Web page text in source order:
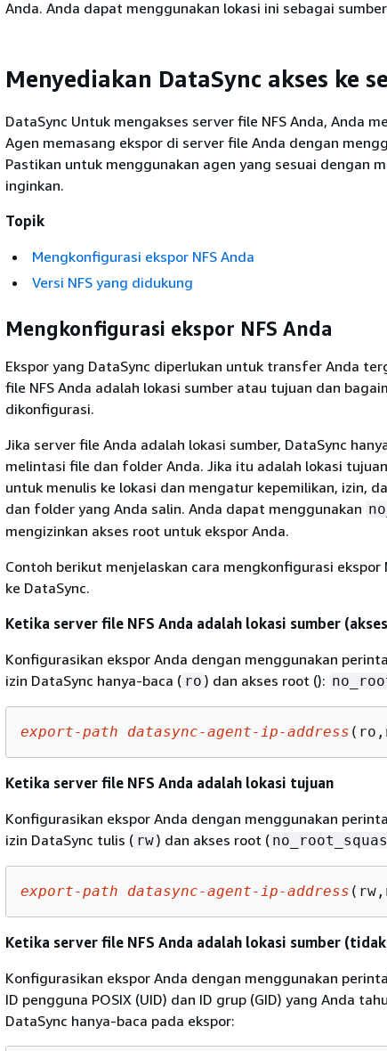
Anda. Anda dapat menggunakan lokasi ini sebagai
Menyediakan DataSync akses ke
DataSync Untuk mengakses server file NFS Anda, Anda
Agen memasang ekspor di server file Anda dengan
Pastikan untuk menggunakan agen yang sesuai dengan
inginkan.
Topik
Mengkonfigurasi ekspor NFS Anda
Versi NFS yang didukung
Mengkonfigurasi ekspor NFS Anda
Ekspor yang DataSync diperlukan untuk transfer Anda
file NFS Anda adalah lokasi sumber atau tujuan dan
dikonfigurasi.
Jika server file Anda adalah lokasi sumber, DataSync
melintasi file dan folder Anda. Jika itu adalah lokasi
untuk menulis ke lokasi dan mengatur kepemilikan, izin,
dan folder yang Anda salin. Anda dapat menggunakan
mengizinkan akses root untuk ekspor Anda.
Contoh berikut menjelaskan cara mengkonfigurasi ekspor
ke DataSync.
Ketika server file NFS Anda adalah lokasi sumber
Konfigurasikan ekspor Anda dengan menggunakan
izin DataSync hanya-baca ( ro ) dan akses root ():
export-path datasync-agent-ip-address
Ketika server file NFS Anda adalah lokasi tujuan
Konfigurasikan ekspor Anda dengan menggunakan
izin DataSync tulis ( rw) dan akses root (
export-path datasync-agent-ip-address
Ketika server file NFS Anda adalah lokasi sumber
Konfigurasikan ekspor Anda dengan menggunakan
ID pengguna POSIX (UID) dan ID grup (GID) yang Anda
DataSync hanya-baca pada ekspor: